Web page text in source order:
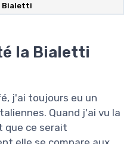
‎Bialetti
la Bialetti
j'ai toujours eu un
Quand j'ai vu la
que ce serait